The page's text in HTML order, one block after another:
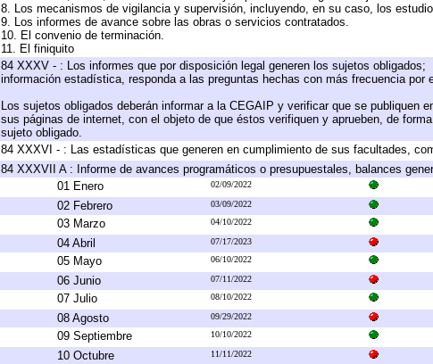
8. Los mecanismos de vigilancia y supervisión, incluyendo, en su caso, los
9. Los informes de avance sobre las obras o servicios contratados.
10. El convenio de terminación.
11. El finiquito
84 XXXV - : Los informes que por disposición legal generen los sujetos obligados;
información estadística, responda a las preguntas hechas con más frecuencia por
Los sujetos obligados deberán informar a la CEGAIP y verificar que se publiquen
sus páginas de internet, con el objeto de que éstos verifiquen y aprueben, de
sujeto obligado.
84 XXXVI - : Las estadísticas que generen en cumplimiento de sus facultades,
84 XXXVII A : Informe de avances programáticos o presupuestales, balances
01 Enero
02/09/2022
02 Febrero 03/09/2022
03 Marzo 04/10/2022
04 Abril 07/17/2023
05 Mayo 06/10/2022
06 Junio 07/11/2022
07 Julio 08/10/2022
08 Agosto 09/29/2022
09 Septiembre 10/10/2022
10 Octubre 11/11/2022